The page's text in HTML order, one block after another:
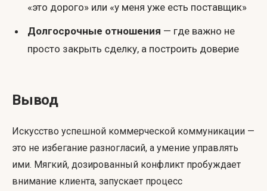
«это дорого» или «у меня уже есть поставщик»
Долгосрочные отношения — где важно не
просто закрыть сделку, а построить доверие
Вывод
Искусство успешной коммерческой коммуникации —
это не избегание разногласий, а умение управлять
ими. Мягкий, дозированный конфликт пробуждает
внимание клиента, запускает процесс